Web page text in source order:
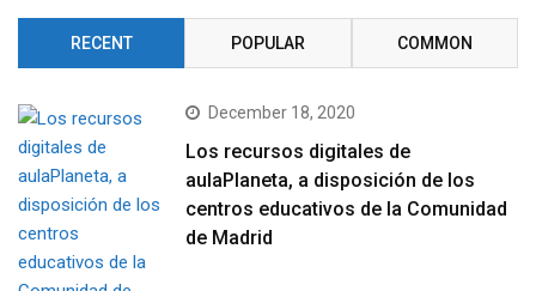
RECENT POPULAR COMMON
December 18, 2020
Los recursos digitales de
aulaPlaneta, a disposición de los
centros educativos de la Comunidad
de Madrid